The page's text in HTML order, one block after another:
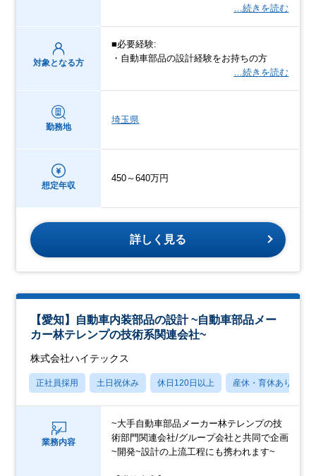
…続きを読む
対象となる方
■必要経験:
・自動車部品の設計経験をお持ちの方
…続きを読む
勤務地
埼玉県
想定年収
450～640万円
詳しく見る
【愛知】自動車内装部品の設計 ~自動車部品メー
カー林テレンプの技術系関連会社~
株式会社ハイテックス
正社員採用 土日祝休み 休日120日以上 産休・育休あり
業務内容
~大手自動車部品メーカー林テレンプの技
術部門関連会社/グループ会社と共同で企画
~開発~設計の上流工程にも携われます~